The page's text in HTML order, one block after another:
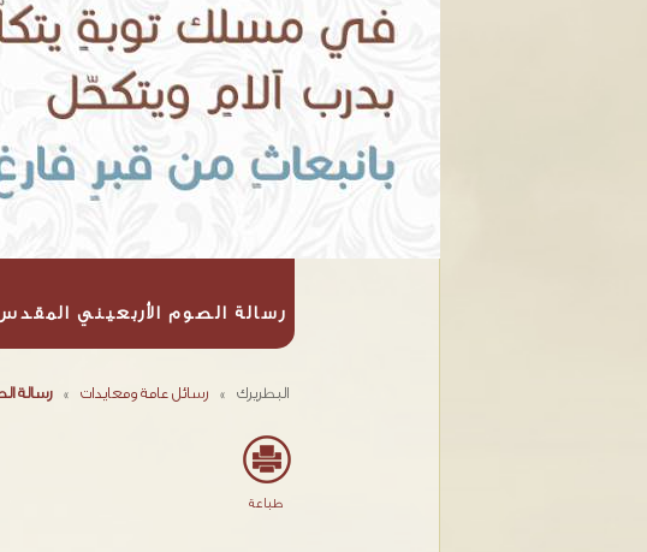
رسالة الصوم الأربعيني المقدس
البطريرك » رسائل عامة ومعايدات » رسالة
طباعة